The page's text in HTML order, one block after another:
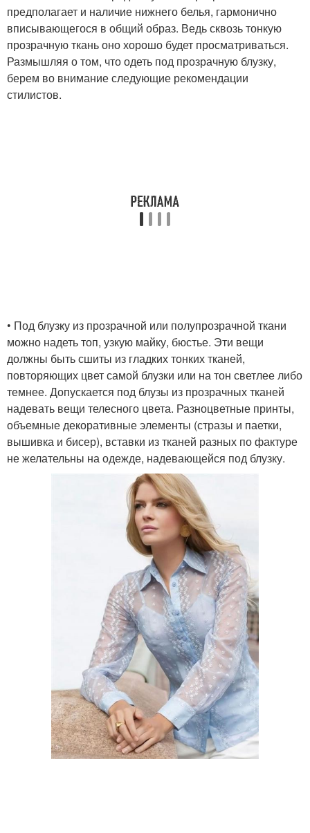
Прозрачные брюки
предполагает и наличие нижнего белья, гармонично
вписывающегося в общий образ. Ведь сквозь тонкую
прозрачную ткань оно хорошо будет просматриваться.
Размышляя о том, что одеть под прозрачную блузку,
берем во внимание следующие рекомендации
стилистов.
• Под блузку из прозрачной или полупрозрачной ткани
можно надеть топ, узкую майку, бюстье. Эти вещи
должны быть сшиты из гладких тонких тканей,
повторяющих цвет самой блузки или на тон светлее либо
темнее. Допускается под блузы из прозрачных тканей
надевать вещи телесного цвета. Разноцветные принты,
объемные декоративные элементы (стразы и паетки,
вышивка и бисер), вставки из тканей разных по фактуре
не желательны на одежде, надевающейся под блузку.